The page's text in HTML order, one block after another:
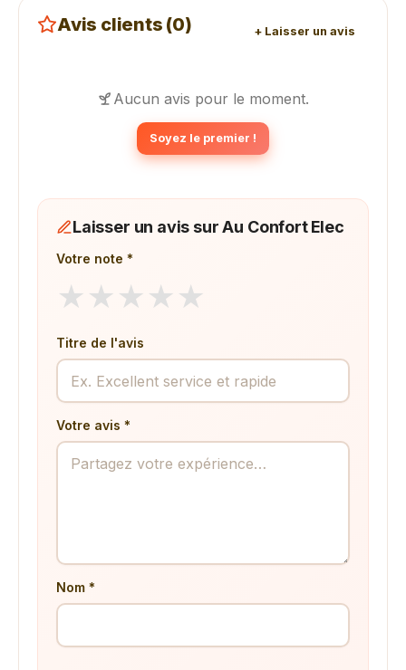
Avis clients (0) + Laisser un avis
Aucun avis pour le moment.
Soyez le premier !
Laisser un avis sur Au Confort Elec
Votre note *
★ ★ ★ ★ ★
Titre de l'avis
Votre avis *
Nom *